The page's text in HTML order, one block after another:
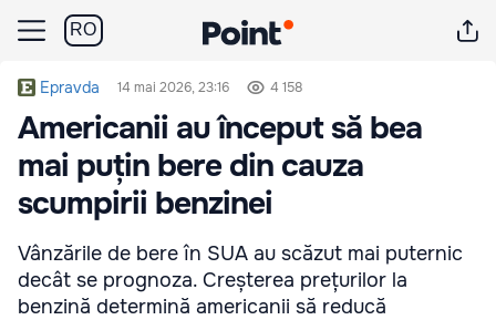
RO
Epravda 14 mai 2026, 23:16 4 158
Americanii au început să bea
mai puțin bere din cauza
scumpirii benzinei
Vânzările de bere în SUA au scăzut mai puternic
decât se prognoza. Creșterea prețurilor la
benzină determină americanii să reducă